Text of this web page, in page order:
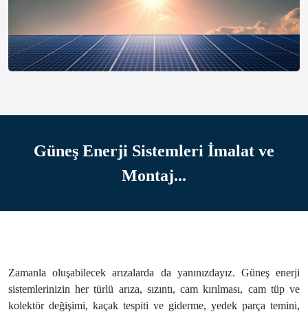
Güneş Enerji Sistemleri İmalat ve
Montaj...
Zamanla oluşabilecek arızalarda da yanınızdayız. Güneş enerji
sistemlerinizin her türlü arıza, sızıntı, cam kırılması, cam tüp ve
kolektör değişimi, kaçak tespiti ve giderme, yedek parça temini,